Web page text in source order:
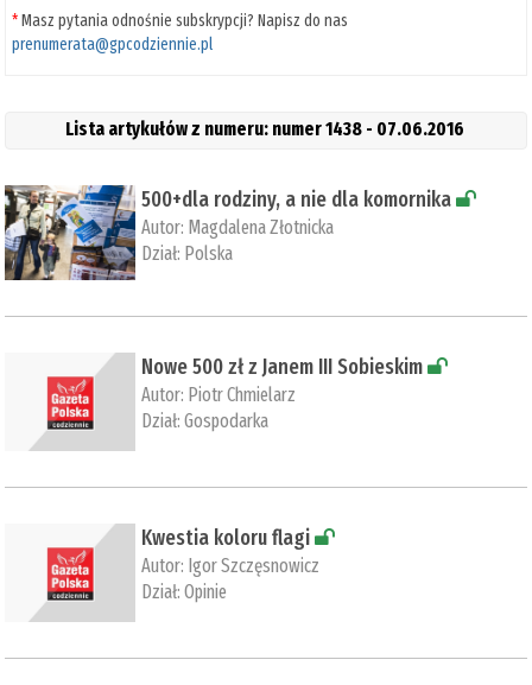
*Masz pytania odnośnie subskrypcji? Napisz do nas
prenumerata@gpcodziennie.pl
Lista artykułów z numeru: numer 1438 - 07.06.2016
500+dla rodziny, a nie dla komornika
Autor: Magdalena Złotnicka
Dział: Polska
Nowe 500 zł z Janem III Sobieskim
Autor: Piotr Chmielarz
Dział:Gospodarka
Kwestia koloru flagi
Autor: Igor Szczęsnowicz
Dział:Opinie